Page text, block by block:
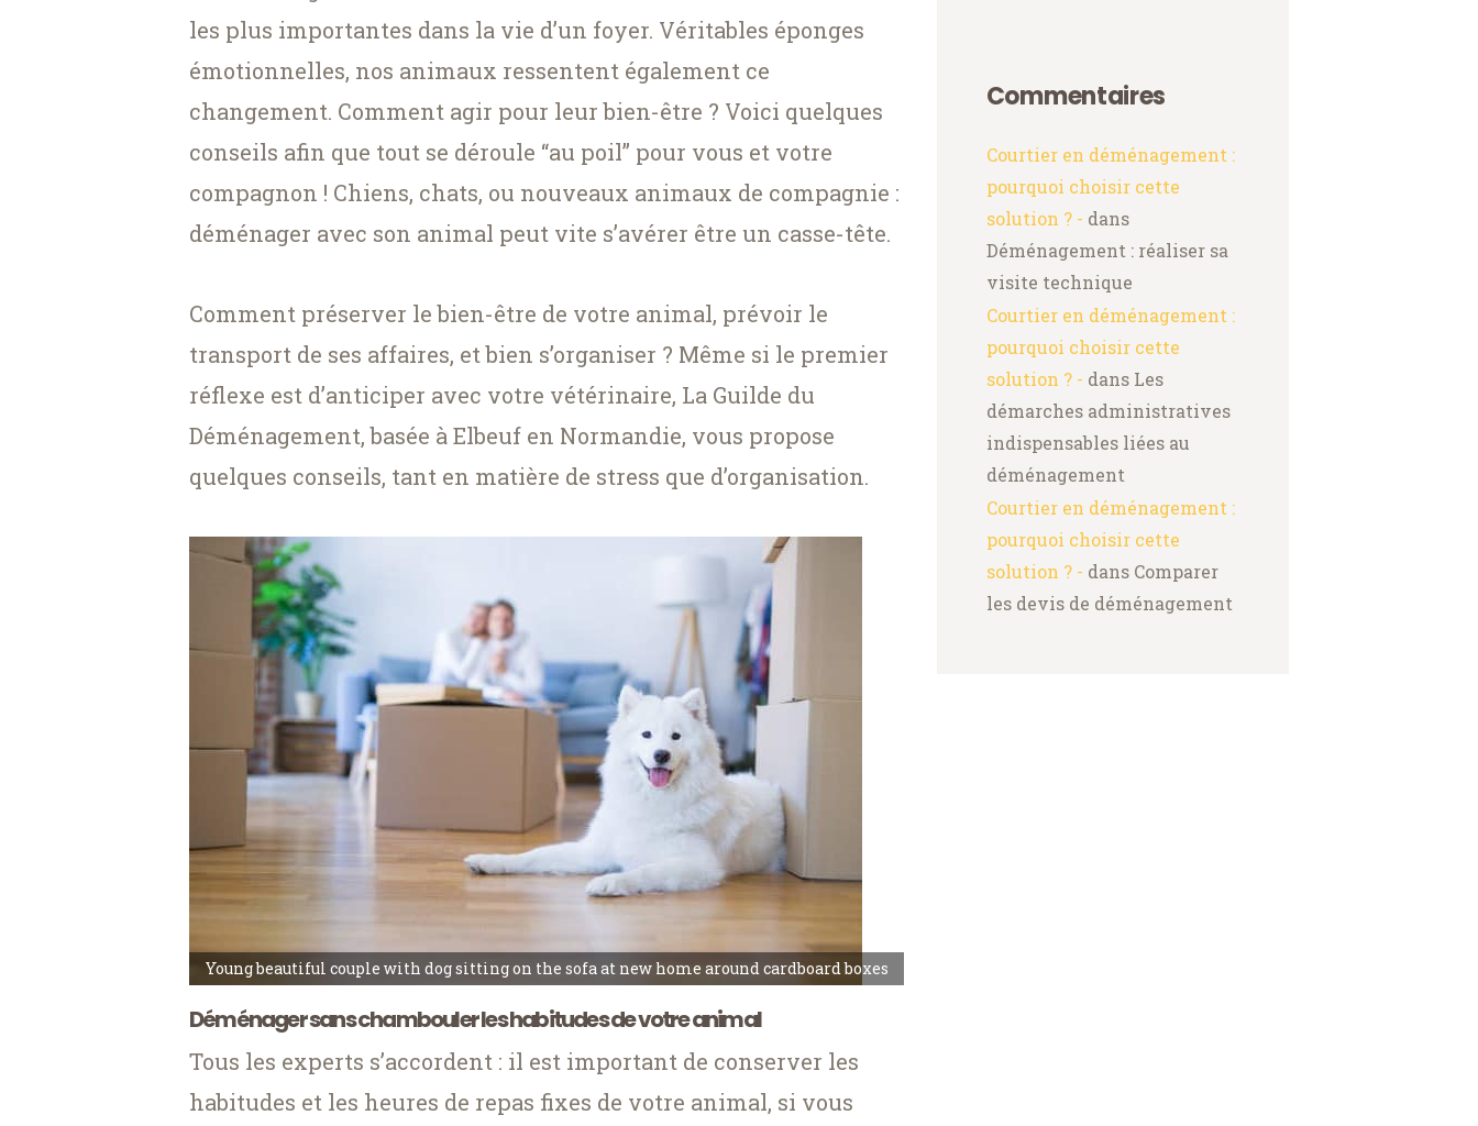
les plus importantes dans la vie d’un foyer. Véritables éponges
émotionnelles, nos animaux ressentent également ce
changement. Comment agir pour leur bien-être ? Voici quelques
conseils afin que tout se déroule “au poil” pour vous et votre
compagnon ! Chiens, chats, ou nouveaux animaux de compagnie :
déménager avec son animal peut vite s’avérer être un casse-tête.
Comment préserver le bien-être de votre animal, prévoir le
transport de ses affaires, et bien s’organiser ? Même si le premier
réflexe est d’anticiper avec votre vétérinaire, La Guilde du
Déménagement, basée à Elbeuf en Normandie, vous propose
quelques conseils, tant en matière de stress que d’organisation.
Young beautiful couple with dog sitting on the sofa at new home around cardboard boxes
Déménager sans chambouler les habitudes de votre animal
Tous les experts s’accordent : il est important de conserver les
habitudes et les heures de repas fixes de votre animal, si vous
Commentaires
Courtier en déménagement :
pourquoi choisir cette
solution ? - dans
Déménagement : réaliser sa
visite technique
Courtier en déménagement :
pourquoi choisir cette
solution ? - dans Les
démarches administratives
indispensables liées au
déménagement
Courtier en déménagement :
pourquoi choisir cette
solution ? - dans Comparer
les devis de déménagement